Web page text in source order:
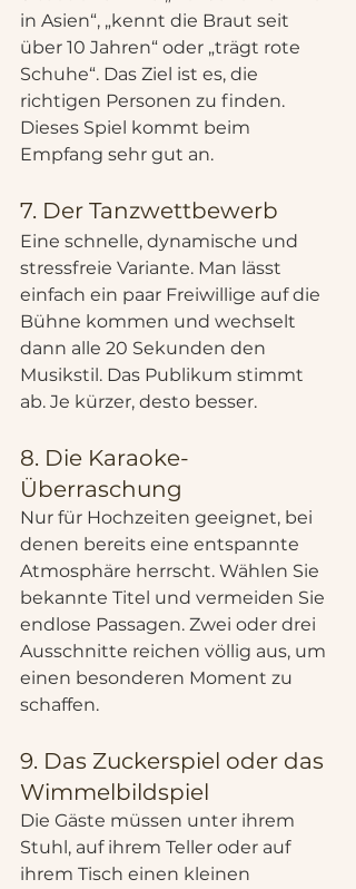
in Asien“, „kennt die Braut seit
über 10 Jahren“ oder „trägt rote
Schuhe“. Das Ziel ist es, die
richtigen Personen zu finden.
Dieses Spiel kommt beim
Empfang sehr gut an.
7. Der Tanzwettbewerb
Eine schnelle, dynamische und
stressfreie Variante. Man lässt
einfach ein paar Freiwillige auf die
Bühne kommen und wechselt
dann alle 20 Sekunden den
Musikstil. Das Publikum stimmt
ab. Je kürzer, desto besser.
8. Die Karaoke-
Überraschung
Nur für Hochzeiten geeignet, bei
denen bereits eine entspannte
Atmosphäre herrscht. Wählen Sie
bekannte Titel und vermeiden Sie
endlose Passagen. Zwei oder drei
Ausschnitte reichen völlig aus, um
einen besonderen Moment zu
schaffen.
9. Das Zuckerspiel oder das
Wimmelbildspiel
Die Gäste müssen unter ihrem
Stuhl, auf ihrem Teller oder auf
ihrem Tisch einen kleinen